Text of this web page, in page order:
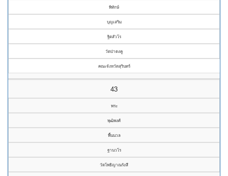
พิทักษ์
บุญเสริม
ฐิตสํวโร
วัดป่าดงคู
คณะจังหวัดสุรินทร์
43
พระ
พุฒิพงศ์
พื้นนวล
ฐานวโร
วัดโพธิญาณรังสี